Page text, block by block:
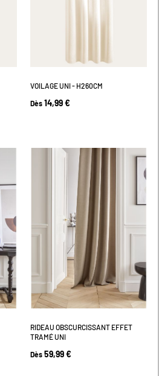
VOILAGE UNI - H260CM
Dès 14,99 €
RIDEAU OBSCURCISSANT EFFET
TRAMÉ UNI
Dès 59,99 €